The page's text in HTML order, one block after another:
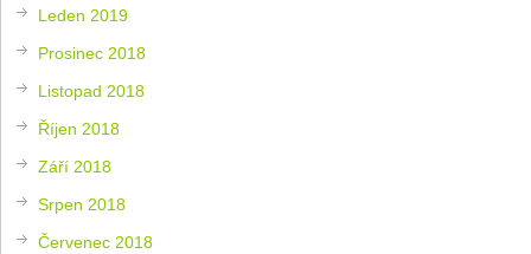
Leden 2019
Prosinec 2018
Listopad 2018
Říjen 2018
Září 2018
Srpen 2018
Červenec 2018